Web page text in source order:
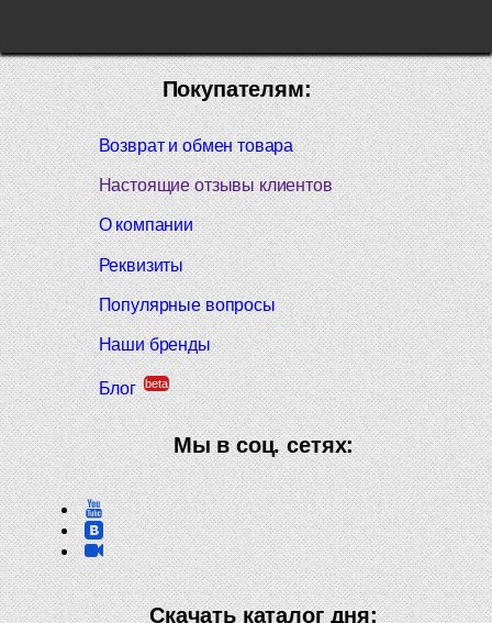
Покупателям:
Возврат и обмен товара
Настоящие отзывы клиентов
О компании
Реквизиты
Популярные вопросы
Наши бренды
Блог beta
Мы в соц. сетях:
Скачать каталог дня: